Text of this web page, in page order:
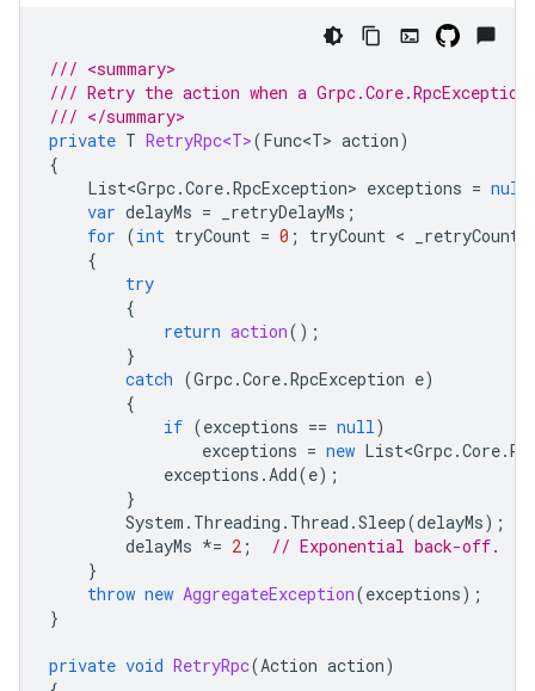
/// <summary>
/// Retry the action when a
/// </summary>
private T RetryRpc<T>(Func<T> action)
{
List<Grpc.Core.RpcException> exceptions = null
var delayMs = _retryDelayMs ;
for (int tryCount = 0 ; tryCount < _retryCount
{
try
{
return action();
}
catch (Grpc.Core.RpcException e)
{
if (exceptions == null)
exceptions = new List<Grpc.Core.
exceptions .Add(e);
}
System . Threading . Thread .Sleep(delayMs);
delayMs *= 2 ;
// Exponential back-off.
}
throw new AggregateException(exceptions);
}
private void RetryRpc(Action action)